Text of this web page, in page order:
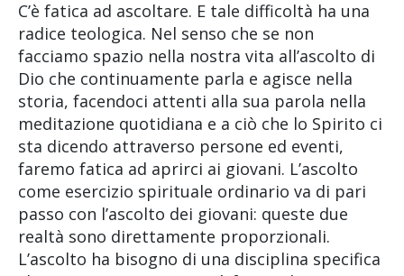
C’è fatica ad ascoltare. E tale difficoltà ha una
radice teologica. Nel senso che se non
facciamo spazio nella nostra vita all’ascolto di
Dio che continuamente parla e agisce nella
storia, facendoci attenti alla sua parola nella
meditazione quotidiana e a ciò che lo Spirito ci
sta dicendo attraverso persone ed eventi,
faremo fatica ad aprirci ai giovani. L’ascolto
come esercizio spirituale ordinario va di pari
passo con l’ascolto dei giovani: queste due
realtà sono direttamente proporzionali.
L’ascolto ha bisogno di una disciplina specifica